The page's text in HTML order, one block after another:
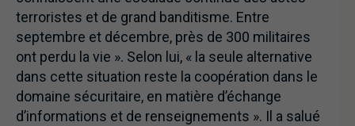
terroristes et de grand banditisme. Entre
septembre et décembre, près de 300 militaires
ont perdu la vie ». Selon lui, « la seule alternative
dans cette situation reste la coopération dans le
domaine sécuritaire, en matière d’échange
d’informations et de renseignements ». Il a salué